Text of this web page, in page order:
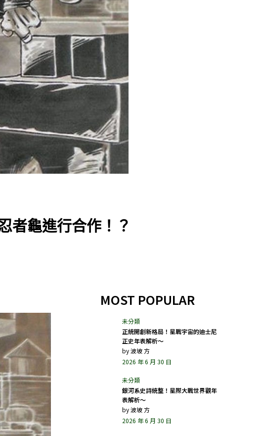
者龜進行合作！？
MOST POPULAR
正統開創新格局！星戰宇宙的迪士尼
正史年表解析～
by波坡 方
2026 年 6 月 30 日
銀河系史詩統整！星際大戰世界觀年
表解析～
by波坡 方
2026 年 6 月 30 日